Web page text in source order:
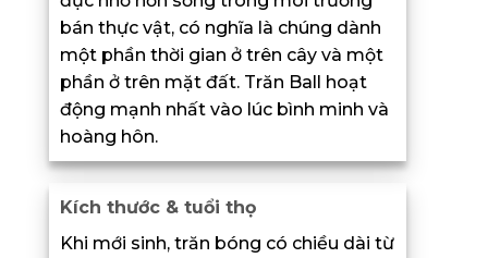
bán thực vật, có nghĩa là chúng dành
một phần thời gian ở trên cây và một
phần ở trên mặt đất. Trăn Ball hoạt
động mạnh nhất vào lúc bình minh và
hoàng hôn.
Kích thước & tuổi thọ
Khi mới sinh, trăn bóng có chiều dài từ